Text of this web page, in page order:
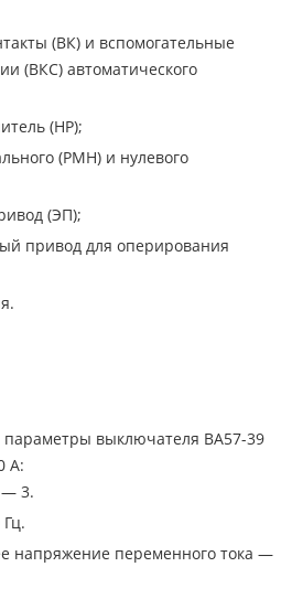
(ВК) и вспомогательные
(ВКС) автоматического
(НР);
(PMН) и нулевого
(ЭП);
привод для оперирования
параметры выключателя ВА57-39
А:
— 3.
напряжение переменного тока —